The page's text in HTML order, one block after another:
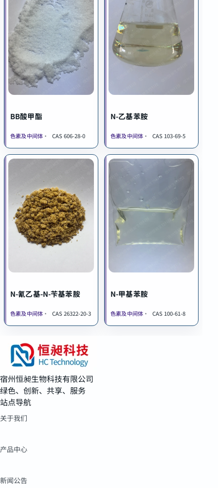
BB酸甲酯
色素及中间体 CAS 606-28-0
N-乙基苯胺
色素及中间体 CAS 103-69-5
N-氰乙基-N-苄基苯胺
色素及中间体 CAS 26322-20-3
N-甲基苯胺
色素及中间体 CAS 100-61-8
宿州恒昶生物科技有限公司
绿色、创新、共享、服务
站点导航
关于我们
产品中心
新闻公告